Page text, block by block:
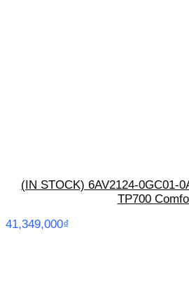
(IN STOCK) 6AV2124-0GC01-
TP700
41,349,000₫